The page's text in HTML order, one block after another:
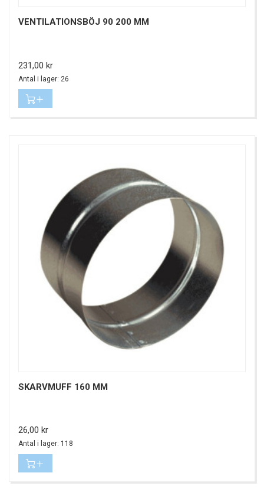
VENTILATIONSBÖJ 90 200 MM
Pris
231,00 kr
Antal i lager: 26
SKARVMUFF 160 MM
Pris
26,00 kr
Antal i lager: 118